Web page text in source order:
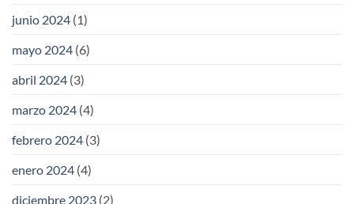
junio 2024 (1)
mayo 2024 (6)
abril 2024 (3)
marzo 2024 (4)
febrero 2024 (3)
enero 2024 (4)
diciembre 2023 (2)